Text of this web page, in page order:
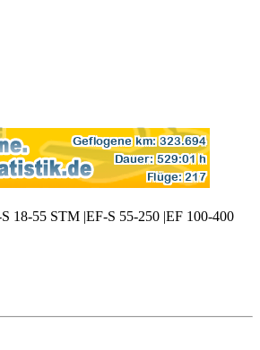
18-55 STM |EF-S 55-250 |EF 100-400